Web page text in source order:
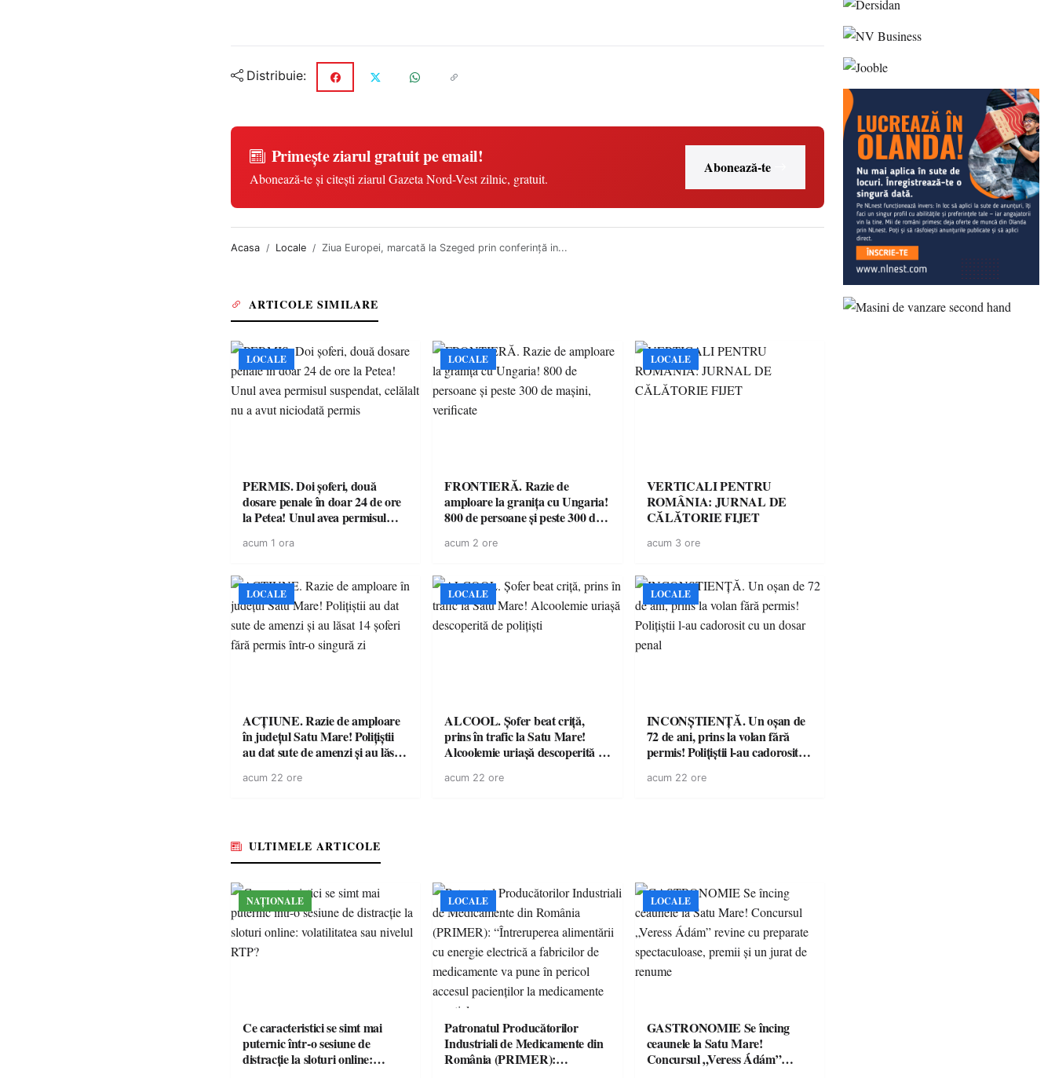
Distribuie:
Primește ziarul gratuit pe email!
Abonează-te și citești ziarul Gazeta Nord-Vest zilnic, gratuit.
Abonează-te
Acasa Locale Ziua Europei, marcată la Szeged prin conferință in...
ARTICOLE SIMILARE
LOCALE
PERMIS. Doi șoferi, două
dosare penale în doar 24 de ore
la Petea! Unul avea permisul
niciodată permis
acum 1 ora
LOCALE
FRONTIERĂ. Razie de
amploare la granița cu Ungaria!
800 de persoane și peste 300 de
acum 2 ore
LOCALE
VERTICALI PENTRU
ROMÂNIA: JURNAL DE
CĂLĂTORIE FIJET
acum 3 ore
LOCALE
ACȚIUNE. Razie de amploare
în județul Satu Mare! Polițiștii
au dat sute de amenzi și au lăsat
singură zi
acum 22 ore
LOCALE
ALCOOL. Șofer beat criță,
prins în trafic la Satu Mare!
Alcoolemie uriașă descoperită de
acum 22 ore
LOCALE
INCONȘTIENȚĂ. Un oșan de
72 de ani, prins la volan fără
permis! Polițiștii l-au cadorosit
acum 22 ore
ULTIMELE ARTICOLE
NAȚIONALE
Ce caracteristici se simt mai
puternic într-o sesiune de
distracție la sloturi online:
LOCALE
Patronatul Producătorilor
Industriali de Medicamente din
România (PRIMER):
LOCALE
GASTRONOMIE Se încing
ceaunele la Satu Mare!
Concursul „Veress Ádám”